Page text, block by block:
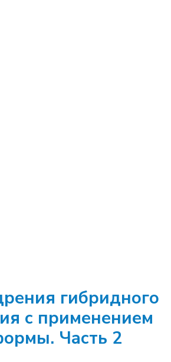
гибридного
с применением
Часть 2